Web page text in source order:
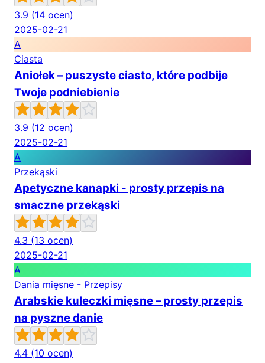
3.9 (14 ocen)
2025-02-21
A
Ciasta
Aniołek – puszyste ciasto, które podbije
Twoje podniebienie
3.9 (12 ocen)
2025-02-21
A
Przekąski
Apetyczne kanapki - prosty przepis na
smaczne przekąski
4.3 (13 ocen)
2025-02-21
A
Dania mięsne - Przepisy
Arabskie kuleczki mięsne – prosty przepis
na pyszne danie
4.4 (10 ocen)